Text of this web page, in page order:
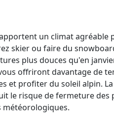
un climat agréable
skier ou faire du
plus douces qu'en
offriront davantage de
et profiter du soleil alpin.
le risque de fermeture des
météorologiques.